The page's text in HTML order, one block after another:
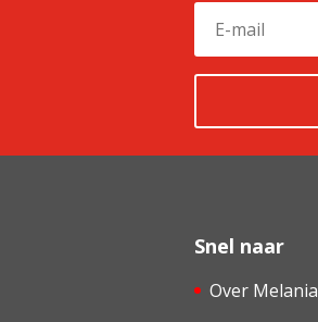
Snel naar
Over Melania